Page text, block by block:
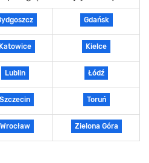
Gdańsk
Katowice Kielce
Lublin Łódź
Szczecin Toruń
Wrocław Zielona Góra